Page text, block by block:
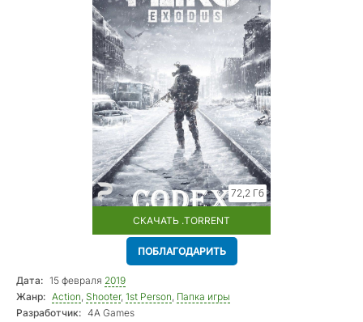
72,2 Гб
СКАЧАТЬ .TORRENT
ПОБЛАГОДАРИТЬ
Дата: 15 февраля 2019
Жанр: Action, Shooter, 1st Person, Папка игры
Разработчик: 4A Games